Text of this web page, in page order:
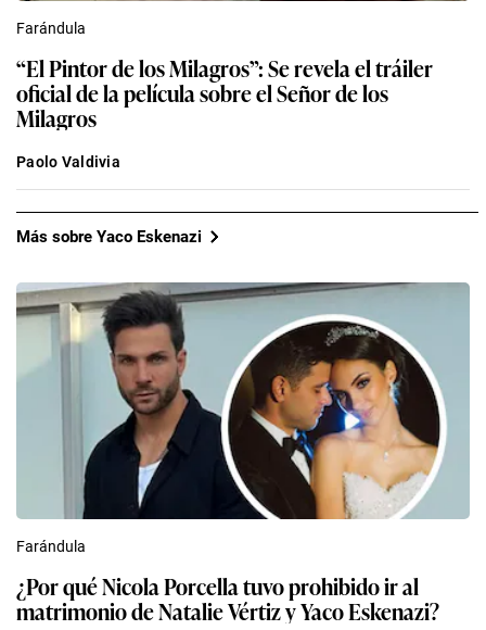
Farándula
“El Pintor de los Milagros”: Se revela el tráiler
oficial de la película sobre el Señor de los
Milagros
Paolo Valdivia
Más sobre Yaco Eskenazi
Farándula
¿Por qué Nicola Porcella tuvo prohibido ir al
matrimonio de Natalie Vértiz y Yaco Eskenazi?